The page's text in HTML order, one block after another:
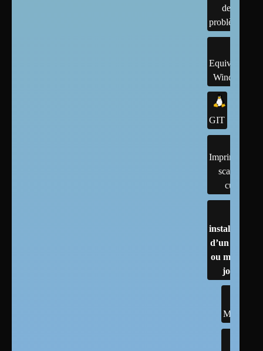
de
problème
Equivalents
Windows
GIT
Imprimantes,
scanner,
cups
installation
d’un linux
ou mises à
jour
MINT